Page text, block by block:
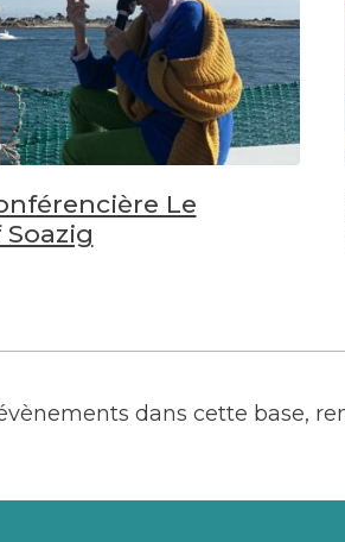
Le
dans cette base,